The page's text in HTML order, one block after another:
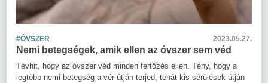
#ÓVSZER 2023.05.27.
Nemi betegségek, amik ellen az óvszer sem véd
Tévhit, hogy az óvszer véd minden fertőzés ellen. Tény, hogy a
legtöbb nemi betegség a vér útján terjed, tehát kis sérülések útján